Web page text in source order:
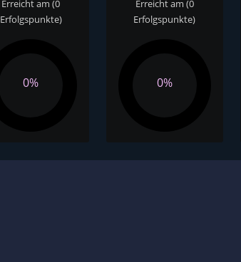
Erreicht am(0
Erfolgspunkte)
0%
Erreicht am (0
Erfolgspunkte)
0%